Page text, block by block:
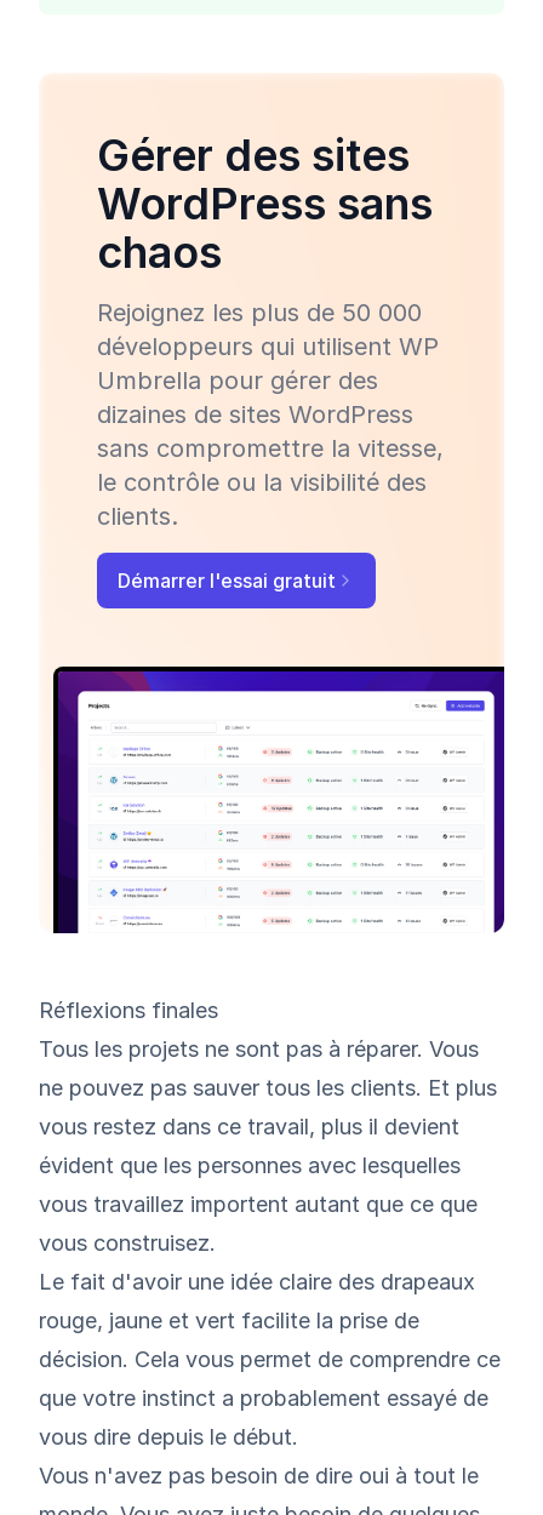
Gérer des sites
WordPress sans
chaos
Rejoignez les plus de 50 000
développeurs qui utilisent WP
Umbrella pour gérer des
dizaines de sites WordPress
sans compromettre la vitesse,
le contrôle ou la visibilité des
clients.
Démarrer l'essai gratuit
Réflexions finales
Tous les projets ne sont pas à réparer. Vous
ne pouvez pas sauver tous les clients. Et plus
vous restez dans ce travail, plus il devient
évident que les personnes avec lesquelles
vous travaillez importent autant que ce que
vous construisez.
Le fait d'avoir une idée claire des drapeaux
rouge, jaune et vert facilite la prise de
décision. Cela vous permet de comprendre ce
que votre instinct a probablement essayé de
vous dire depuis le début.
Vous n'avez pas besoin de dire oui à tout le